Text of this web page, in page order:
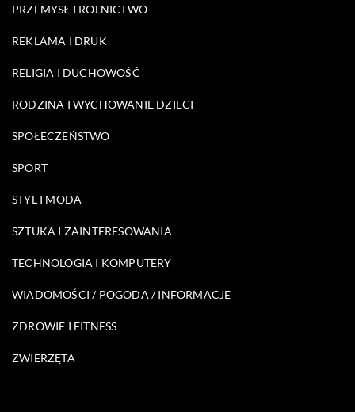
PRZEMYSŁ I ROLNICTWO
REKLAMA I DRUK
RELIGIA I DUCHOWOŚĆ
RODZINA I WYCHOWANIE DZIECI
SPOŁECZEŃSTWO
SPORT
STYL I MODA
SZTUKA I ZAINTERESOWANIA
TECHNOLOGIA I KOMPUTERY
WIADOMOŚCI / POGODA / INFORMACJE
ZDROWIE I FITNESS
ZWIERZĘTA